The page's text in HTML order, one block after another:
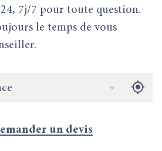
7j/7 pour toute question.
le temps de vous
un devis